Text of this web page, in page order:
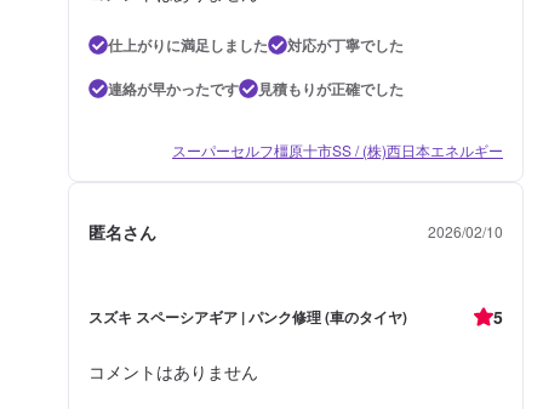
仕上がりに満足しました
対応が丁寧でした
連絡が早かったです
見積もりが正確でした
スーパーセルフ橿原十市SS / (株)西日本エネルギー
匿名さん 2026/02/10
スズキ スペーシアギア | パンク修理 (車のタイヤ) 5
コメントはありません